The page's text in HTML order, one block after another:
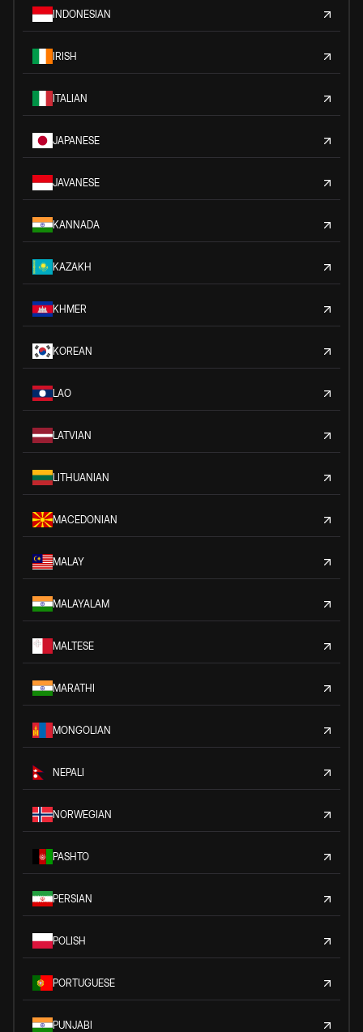
INDONESIAN
IRISH
ITALIAN
JAPANESE
JAVANESE
KANNADA
KAZAKH
KHMER
KOREAN
LAO
LATVIAN
LITHUANIAN
MACEDONIAN
MALAY
MALAYALAM
MALTESE
MARATHI
MONGOLIAN
NEPALI
NORWEGIAN
PASHTO
PERSIAN
POLISH
PORTUGUESE
PUNJABI